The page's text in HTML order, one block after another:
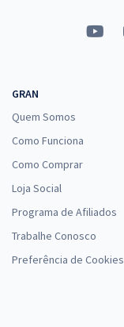
GRAN
Quem Somos
Como Funciona
Como Comprar
Loja Social
Programa de Afiliados
Trabalhe Conosco
Preferência de Cookies